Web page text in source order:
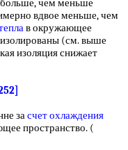
чем меньше
вдвое меньше, чем
в окружающее
(см. выше
изоляция снижает
засчет охлаждения
пространство. (